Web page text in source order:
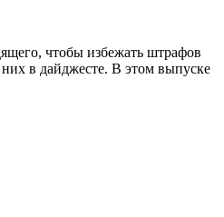
чтобы избежать штрафов
них в дайджесте. В этом выпуске